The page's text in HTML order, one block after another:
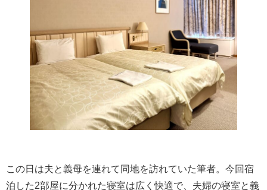
この日は夫と義母を連れて同地を訪れていた筆者。今回宿
泊した2部屋に分かれた寝室は広く快適で、夫婦の寝室と義